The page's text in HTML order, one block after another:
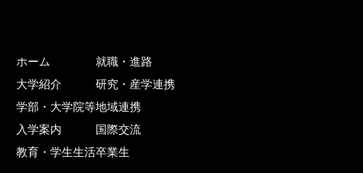
ホーム
大学紹介
学部・大学院等
入学案内
教育・学生生活
就職・進路
研究・産学連携
地域連携
国際交流
卒業生